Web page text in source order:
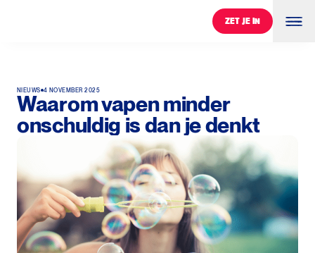
ZET JE IN
NIEUWS 4 NOVEMBER 2025
Waarom vapen minder
onschuldig is dan je denkt